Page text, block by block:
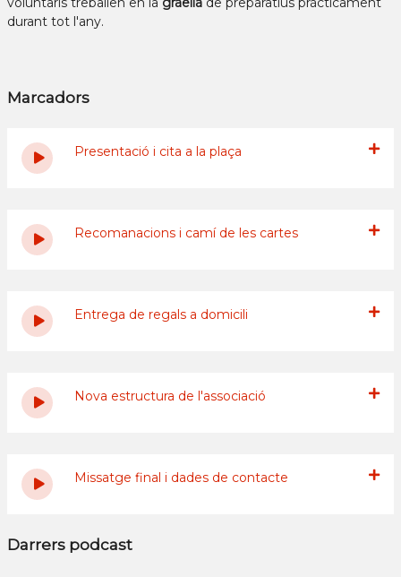
durant tot l'any.
Marcadors
Presentació i cita a la plaça
Recomanacions i camí de les cartes
Entrega de regals a domicili
Nova estructura de l'associació
Missatge final i dades de contacte
Darrers podcast